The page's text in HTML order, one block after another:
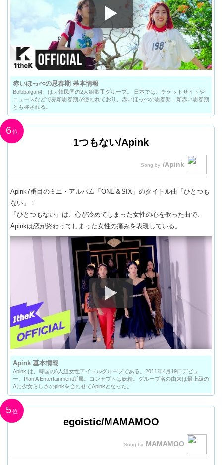
赤いほっぺの思春期 基本情報
Bolbbalgan4、は大韓民国の2人組歌手グループ。 日本では、チケットサイトや
ニュースなどで赤頬思春期が使われており、赤いほっぺの思春期、頬赤い思春期
とも称される。
6
1つもない/Apink
/Apink
Apink7番目のミニ・アルバム「ONE＆SIX」のタイトル曲「ひとつも
ない」！
「ひとつもない」は、心が冷めてしまった女性の心を歌った曲で、
Apinkは恋が終わってしまった女性の痛みを表現している。
Apink 基本情報
Apink は、韓国の6人組女性アイドルグループである。2011年4月19日デビュ
ー。Plan A Entertainment所属。コンセプトは妖精。グループ名の由来は最上級の
Aに少女らしさのpinkを合わせてApinkとなった。
5
egoistic/MAMAMOO
MAMAMOO